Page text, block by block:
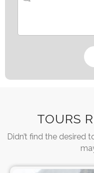
TOURS
Didn’t find the desired